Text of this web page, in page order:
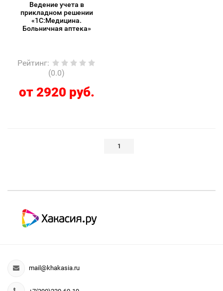
Ведение учета в
прикладном решении
«1С:Медицина.
Больничная аптека»
Рейтинг:
(0.0)
от 2920 руб.
1
mail@khakasia.ru